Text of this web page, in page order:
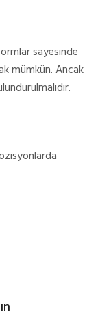
sayesinde
mümkün. Ancak